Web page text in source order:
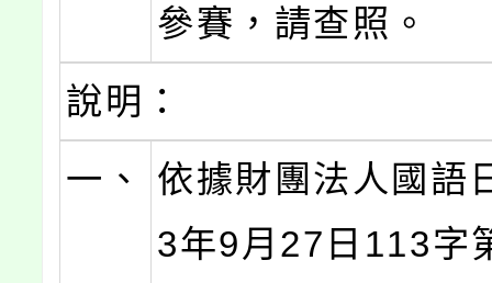
參賽，請查照。
說明：
一、
依據財團法人國語
3年9月27日113字